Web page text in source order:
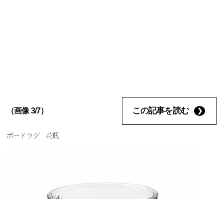
（画像 3/7） この記事を読む
ポードラグ 花瓶